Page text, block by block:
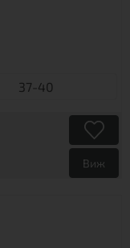
37-40
Виж